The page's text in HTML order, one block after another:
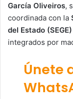
García Oliveiros,
coordinada con la
del Estado (SEGE)
integrados por
Únete